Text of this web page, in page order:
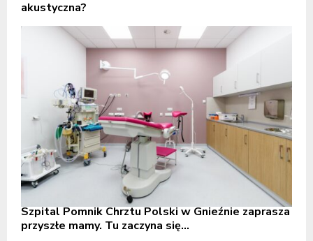
akustyczna?
Szpital Pomnik Chrztu Polski w Gnieźnie zaprasza
przyszłe mamy. Tu zaczyna się...